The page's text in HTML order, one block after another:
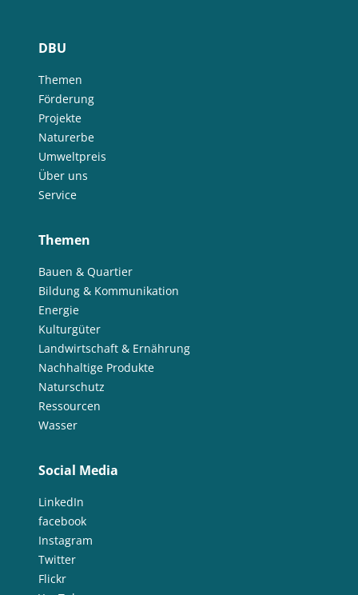
DBU
Themen
Förderung
Projekte
Naturerbe
Umweltpreis
Über uns
Service
Themen
Bauen & Quartier
Bildung & Kommunikation
Energie
Kulturgüter
Landwirtschaft & Ernährung
Nachhaltige Produkte
Naturschutz
Ressourcen
Wasser
Social Media
LinkedIn
facebook
Instagram
Twitter
Flickr